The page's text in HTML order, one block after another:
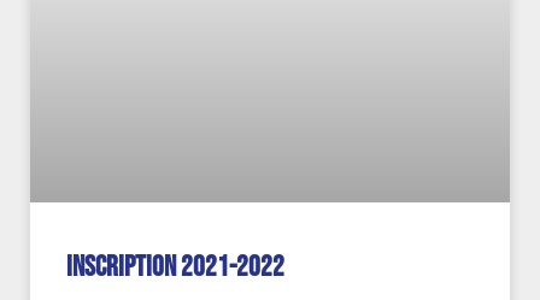
Inscription 2021-2022